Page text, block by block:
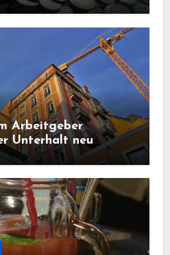
Arbeitgeber
Unterhalt neu